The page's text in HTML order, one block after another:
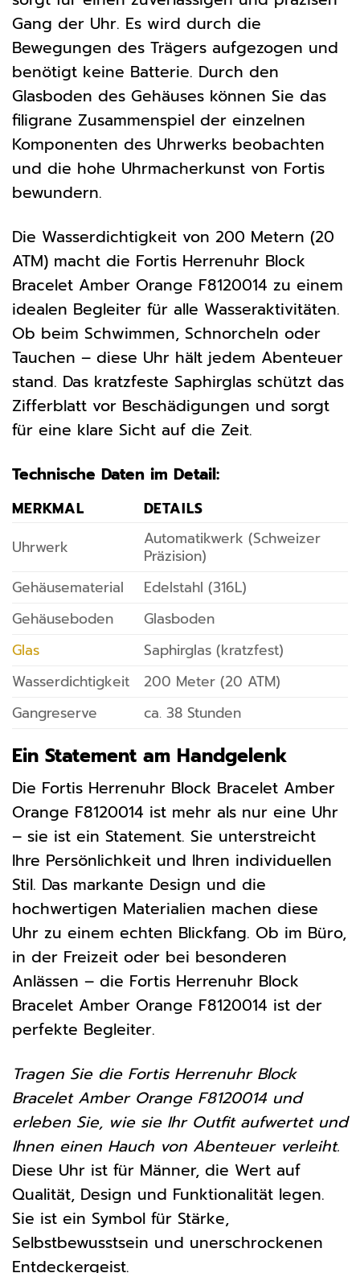
Gang der Uhr. Es wird durch die
Bewegungen des Trägers aufgezogen und
benötigt keine Batterie. Durch den
Glasboden des Gehäuses können Sie das
filigrane Zusammenspiel der einzelnen
Komponenten des Uhrwerks beobachten
und die hohe Uhrmacherkunst von Fortis
bewundern.
Die Wasserdichtigkeit von 200 Metern (20
ATM) macht die Fortis Herrenuhr Block
Bracelet Amber Orange F8120014 zu einem
idealen Begleiter für alle Wasseraktivitäten.
Ob beim Schwimmen, Schnorcheln oder
Tauchen – diese Uhr hält jedem Abenteuer
stand. Das kratzfeste Saphirglas schützt das
Zifferblatt vor Beschädigungen und sorgt
für eine klare Sicht auf die Zeit.
Technische Daten im Detail:
MERKMAL
DETAILS
Uhrwerk
Automatikwerk (Schweizer
Präzision)
Gehäusematerial
Edelstahl (316L)
Gehäuseboden
Glasboden
Glas
Saphirglas (kratzfest)
Wasserdichtigkeit
200 Meter (20 ATM)
Gangreserve
ca. 38 Stunden
Ein Statement am Handgelenk
Die Fortis Herrenuhr Block Bracelet Amber
Orange F8120014 ist mehr als nur eine Uhr
– sie ist ein Statement. Sie unterstreicht
Ihre Persönlichkeit und Ihren individuellen
Stil. Das markante Design und die
hochwertigen Materialien machen diese
Uhr zu einem echten Blickfang. Ob im Büro,
in der Freizeit oder bei besonderen
Anlässen – die Fortis Herrenuhr Block
Bracelet Amber Orange F8120014 ist der
perfekte Begleiter.
Tragen Sie die Fortis Herrenuhr Block
Bracelet Amber Orange F8120014 und
erleben Sie, wie sie Ihr Outfit aufwertet und
Ihnen einen Hauch von Abenteuer verleiht.
Diese Uhr ist für Männer, die Wert auf
Qualität, Design und Funktionalität legen.
Sie ist ein Symbol für Stärke,
Selbstbewusstsein und unerschrockenen
Entdeckergeist.